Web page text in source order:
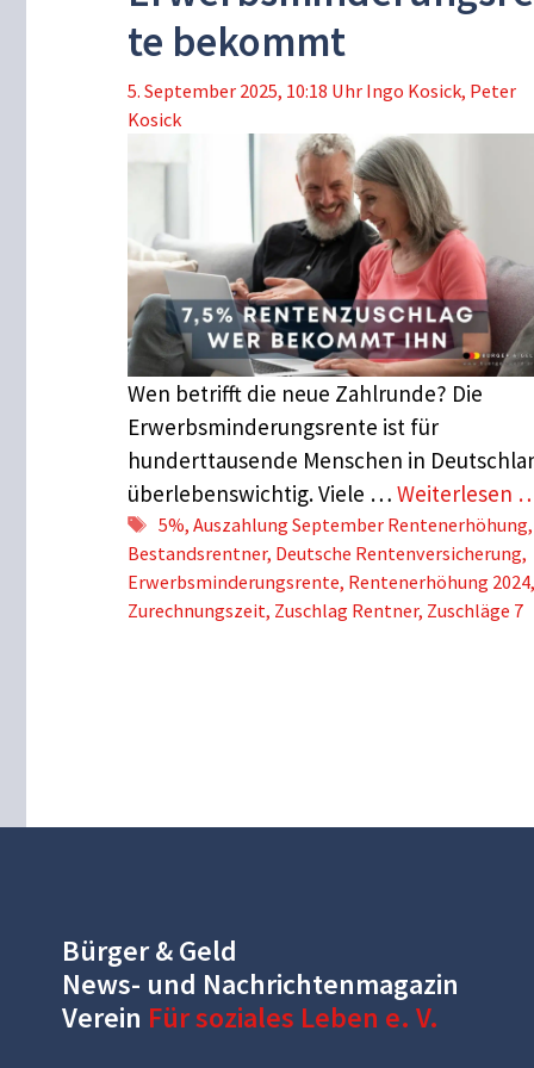
te bekommt
5. September 2025, 10:18 Uhr Ingo Kosick, Peter
Kosick
Wen betrifft die neue Zahlrunde? Die
Erwerbsminderungsrente ist für
hunderttausende Menschen in
überlebenswichtig. Viele … Weiterlesen
Schlagwörter
5%, Auszahlung September Rentenerhöhung,
Bestandsrentner, Deutsche Rentenversicherung,
Erwerbsminderungsrente, Rentenerhöhung 2024,
Zurechnungszeit, Zuschlag Rentner, Zuschläge 7
Bürger & Geld
News- und Nachrichtenmagazin
Verein Für soziales Leben e. V.